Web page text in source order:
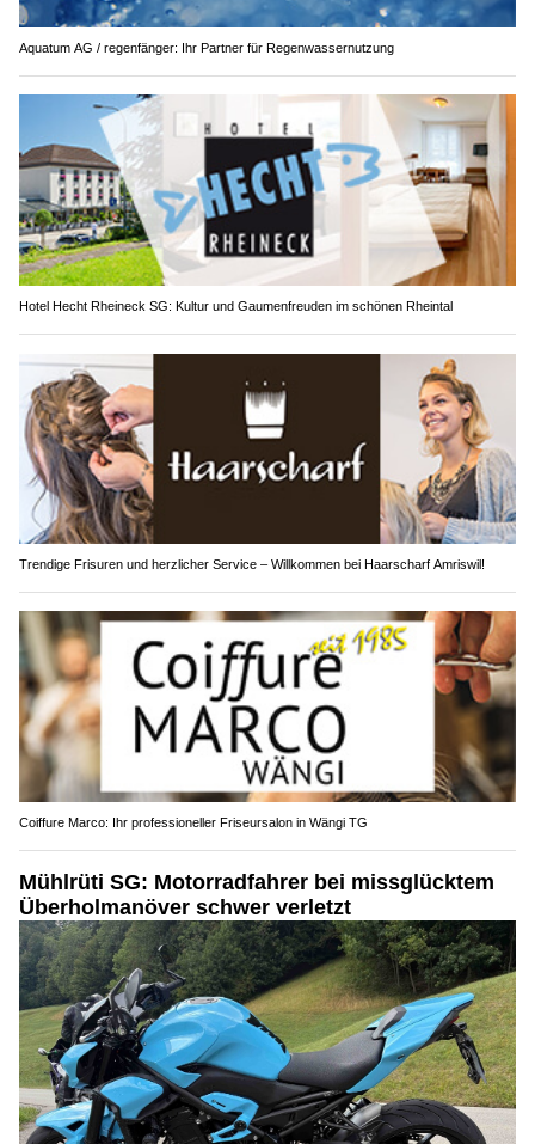
Aquatum AG / regenfänger: Ihr Partner für Regenwassernutzung
Hotel Hecht Rheineck SG: Kultur und Gaumenfreuden im schönen Rheintal
Trendige Frisuren und herzlicher Service – Willkommen bei Haarscharf Amriswil!
Coiffure Marco: Ihr professioneller Friseursalon in Wängi TG
Mühlrüti SG: Motorradfahrer bei missglücktem
Überholmanöver schwer verletzt